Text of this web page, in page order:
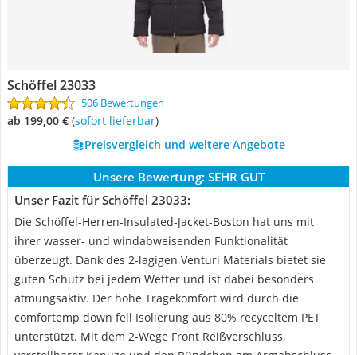
Schöffel 23033
506 Bewertungen
ab 199,00 € ( Sofort lieferbar)
Preisvergleich und weitere Angebote
Unsere Bewertung: SEHR GUT
Unser Fazit für Schöffel 23033:
Die Schöffel-Herren-Insulated-Jacket-Boston hat uns mit
ihrer wasser- und windabweisenden Funktionalität
überzeugt. Dank des 2-lagigen Venturi Materials bietet sie
guten Schutz bei jedem Wetter und ist dabei besonders
atmungsaktiv. Der hohe Tragekomfort wird durch die
comfortemp down fell Isolierung aus 80% recyceltem PET
unterstützt. Mit dem 2-Wege Front Reißverschluss,